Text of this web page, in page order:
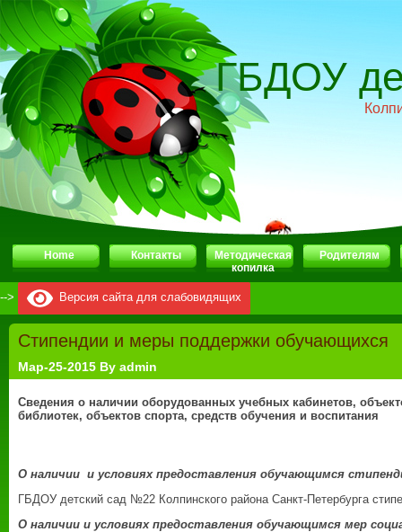
ГБДОУ
Home Контакты
Методическая
копилка
Родителям
--> Версия сайта для слабовидящих
Стипендии и меры поддержки обучающихся
Мар-25-2015 By admin
Сведения о наличии оборудованных учебных кабинетов,
библиотек, объектов спорта, средств обучения и воспитания
О наличии и условиях предоставления обучающимся
ГБДОУ детский сад №22 Колпинского района Санкт-Петербурга
О наличии и условиях предоставления обучающимся мер